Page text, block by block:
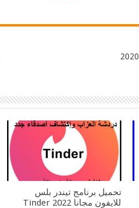
تحميل برنامج ازار للكمبيوتر 2020
تحميل برنامج تيندر بلس
للايفون مجانا 2022 Tinder